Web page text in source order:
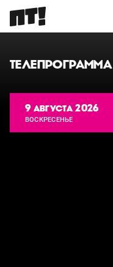
ТЕЛЕПРОГРАММА
9 августа 2026
ВОСКРЕСЕНЬЕ